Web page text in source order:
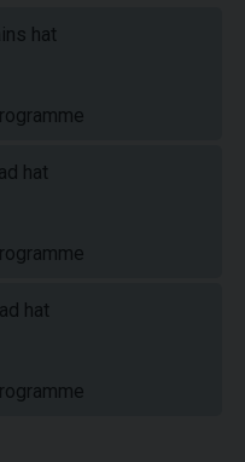
hat
hat
hat